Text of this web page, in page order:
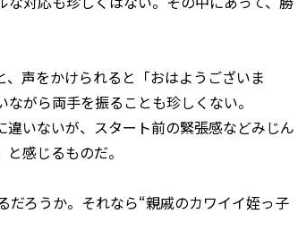
、声をかけられると「おはようございま
がら両手を振ることも珍しくない。
いないが、スタート前の緊張感などみじん
感じるものだ。
だろうか。それなら“親戚のカワイイ姪っ子